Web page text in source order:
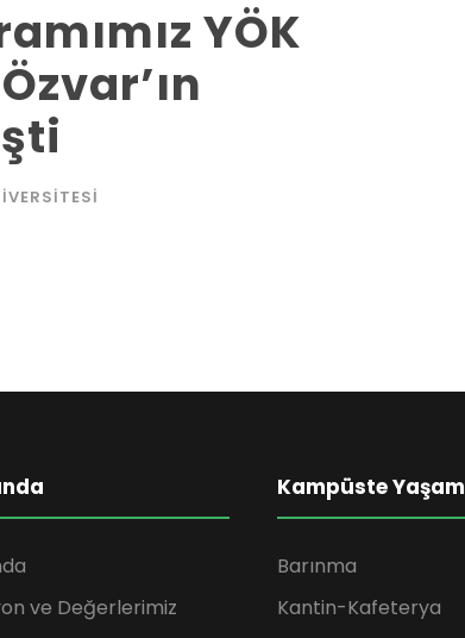
YÖK
ve Değerlerimiz
Kampüste Yaşam
Barınma
Kantin-Kafeterya